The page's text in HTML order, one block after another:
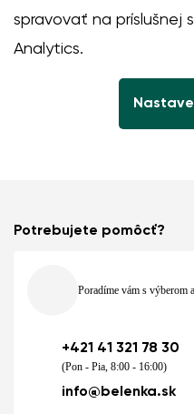
spravovať na príslušnej
Analytics.
Potrebujete pomôcť?
Poradíme vám s výberom
+421 41 321 78 30
(Pon - Pia, 8:00 - 16:00)
info@belenka.sk